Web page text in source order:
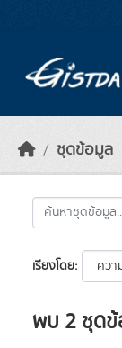
ชุดข้อมูล
เรียงโดย
พบ 2 ชุด